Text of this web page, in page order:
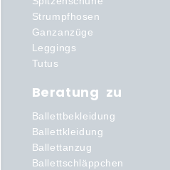
Strumpfhosen
Ganzanzüge
Leggings
Tutus
Beratung zu
Ballettbekleidung
Ballettkleidung
Ballettanzug
Ballettschläppchen